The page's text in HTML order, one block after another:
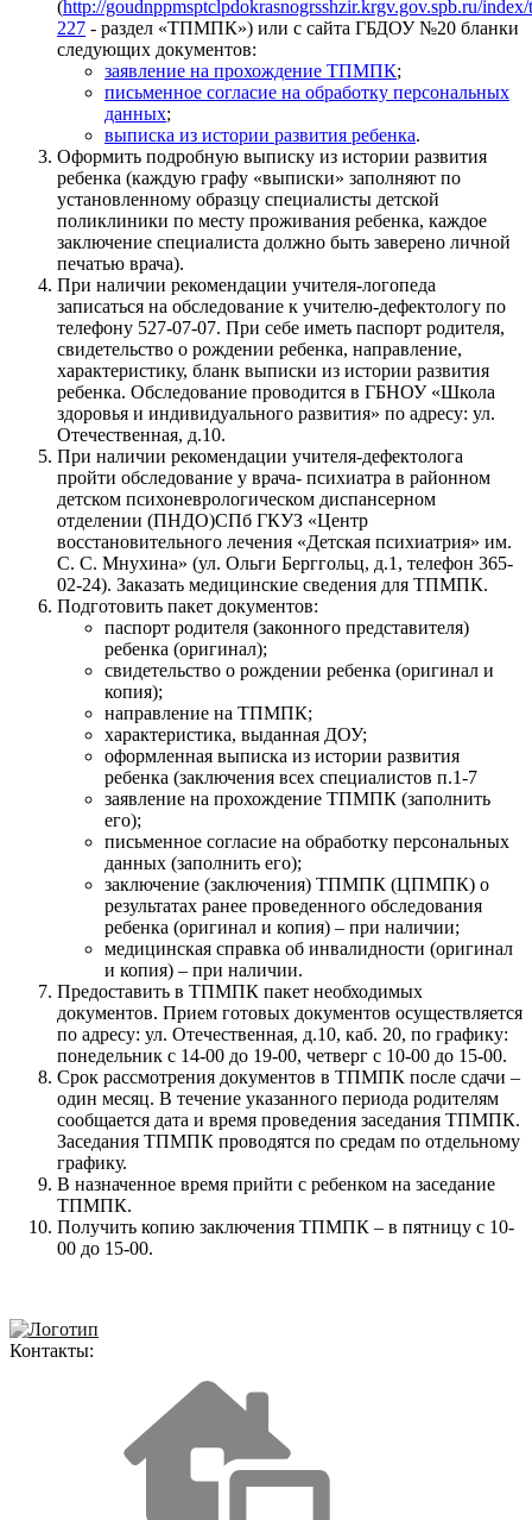
(http://goudnppmsptclpdokrasnogrsshzir.krgv.gov.spb.ru/
227 - раздел «ТПМПК») или с сайта ГБДОУ №20 бланки
следующих документов:
заявление на прохождение ТПМПК;
письменное согласие на обработку персональных
данных;
выписка из истории развития ребенка.
Оформить подробную выписку из истории развития
ребенка (каждую графу «выписки» заполняют по
установленному образцу специалисты детской
поликлиники по месту проживания ребенка, каждое
заключение специалиста должно быть заверено личной
печатью врача).
При наличии рекомендации учителя-логопеда
записаться на обследование к учителю-дефектологу по
телефону 527-07-07. При себе иметь паспорт родителя,
свидетельство о рождении ребенка, направление,
характеристику, бланк выписки из истории развития
ребенка. Обследование проводится в ГБНОУ «Школа
здоровья и индивидуального развития» по адресу: ул.
Отечественная, д.10.
При наличии рекомендации учителя-дефектолога
пройти обследование у врача- психиатра в районном
детском психоневрологическом диспансерном
отделении (ПНДО)СПб ГКУЗ «Центр
восстановительного лечения «Детская психиатрия» им.
С. С. Мнухина» (ул. Ольги Берггольц, д.1, телефон 365-
02-24). Заказать медицинские сведения для ТПМПК.
Подготовить пакет документов:
паспорт родителя (законного представителя)
ребенка (оригинал);
свидетельство о рождении ребенка (оригинал и
копия);
направление на ТПМПК;
характеристика, выданная ДОУ;
оформленная выписка из истории развития
ребенка (заключения всех специалистов п.1-7
заявление на прохождение ТПМПК (заполнить
его);
письменное согласие на обработку персональных
данных (заполнить его);
заключение (заключения) ТПМПК (ЦПМПК) о
результатах ранее проведенного обследования
ребенка (оригинал и копия) – при наличии;
медицинская справка об инвалидности (оригинал
и копия) – при наличии.
Предоставить в ТПМПК пакет необходимых
документов. Прием готовых документов осуществляется
по адресу: ул. Отечественная, д.10, каб. 20, по графику:
понедельник с 14-00 до 19-00, четверг с 10-00 до 15-00.
Срок рассмотрения документов в ТПМПК после сдачи –
один месяц. В течение указанного периода родителям
сообщается дата и время проведения заседания ТПМПК.
Заседания ТПМПК проводятся по средам по отдельному
графику.
В назначенное время прийти с ребенком на заседание
ТПМПК.
Получить копию заключения ТПМПК – в пятницу с 10-
00 до 15-00.
Контакты: